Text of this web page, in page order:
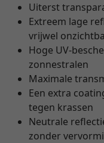
Uiterst
Extreem lage
vrijwel
Hoge UV-
zonnestralen
Maximale
Een extra
tegen krassen
Neutrale
zonder